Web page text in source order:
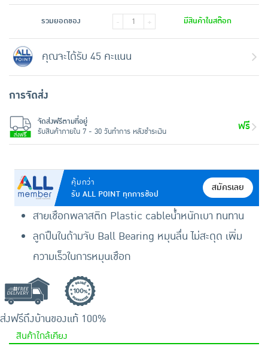
คุ้มกว่า
รับ ALL POINT ทุกการช้อป
สมัครเลย
สายเชือกพลาสติก Plastic cableน้ำหนักเบา ทนทาน
ลูกปืนในด้ามจับ Ball Bearing หมุนลื่น ไม่สะดุด เพิ่ม
ความเร็วในการหมุนเชือก
รวมยอดของ - + มีสินค้าในสต๊อก
คุณจะได้รับ 45 คะแนน
การจัดส่ง
จัดส่งฟรีตามที่อยู่
รับสินค้าภายใน 7 - 30 วันทำการ หลังชำระเงิน
ฟรี
ส่งฟรีถึงบ้านของแท้ 100%
สินค้าใกล้เคียง